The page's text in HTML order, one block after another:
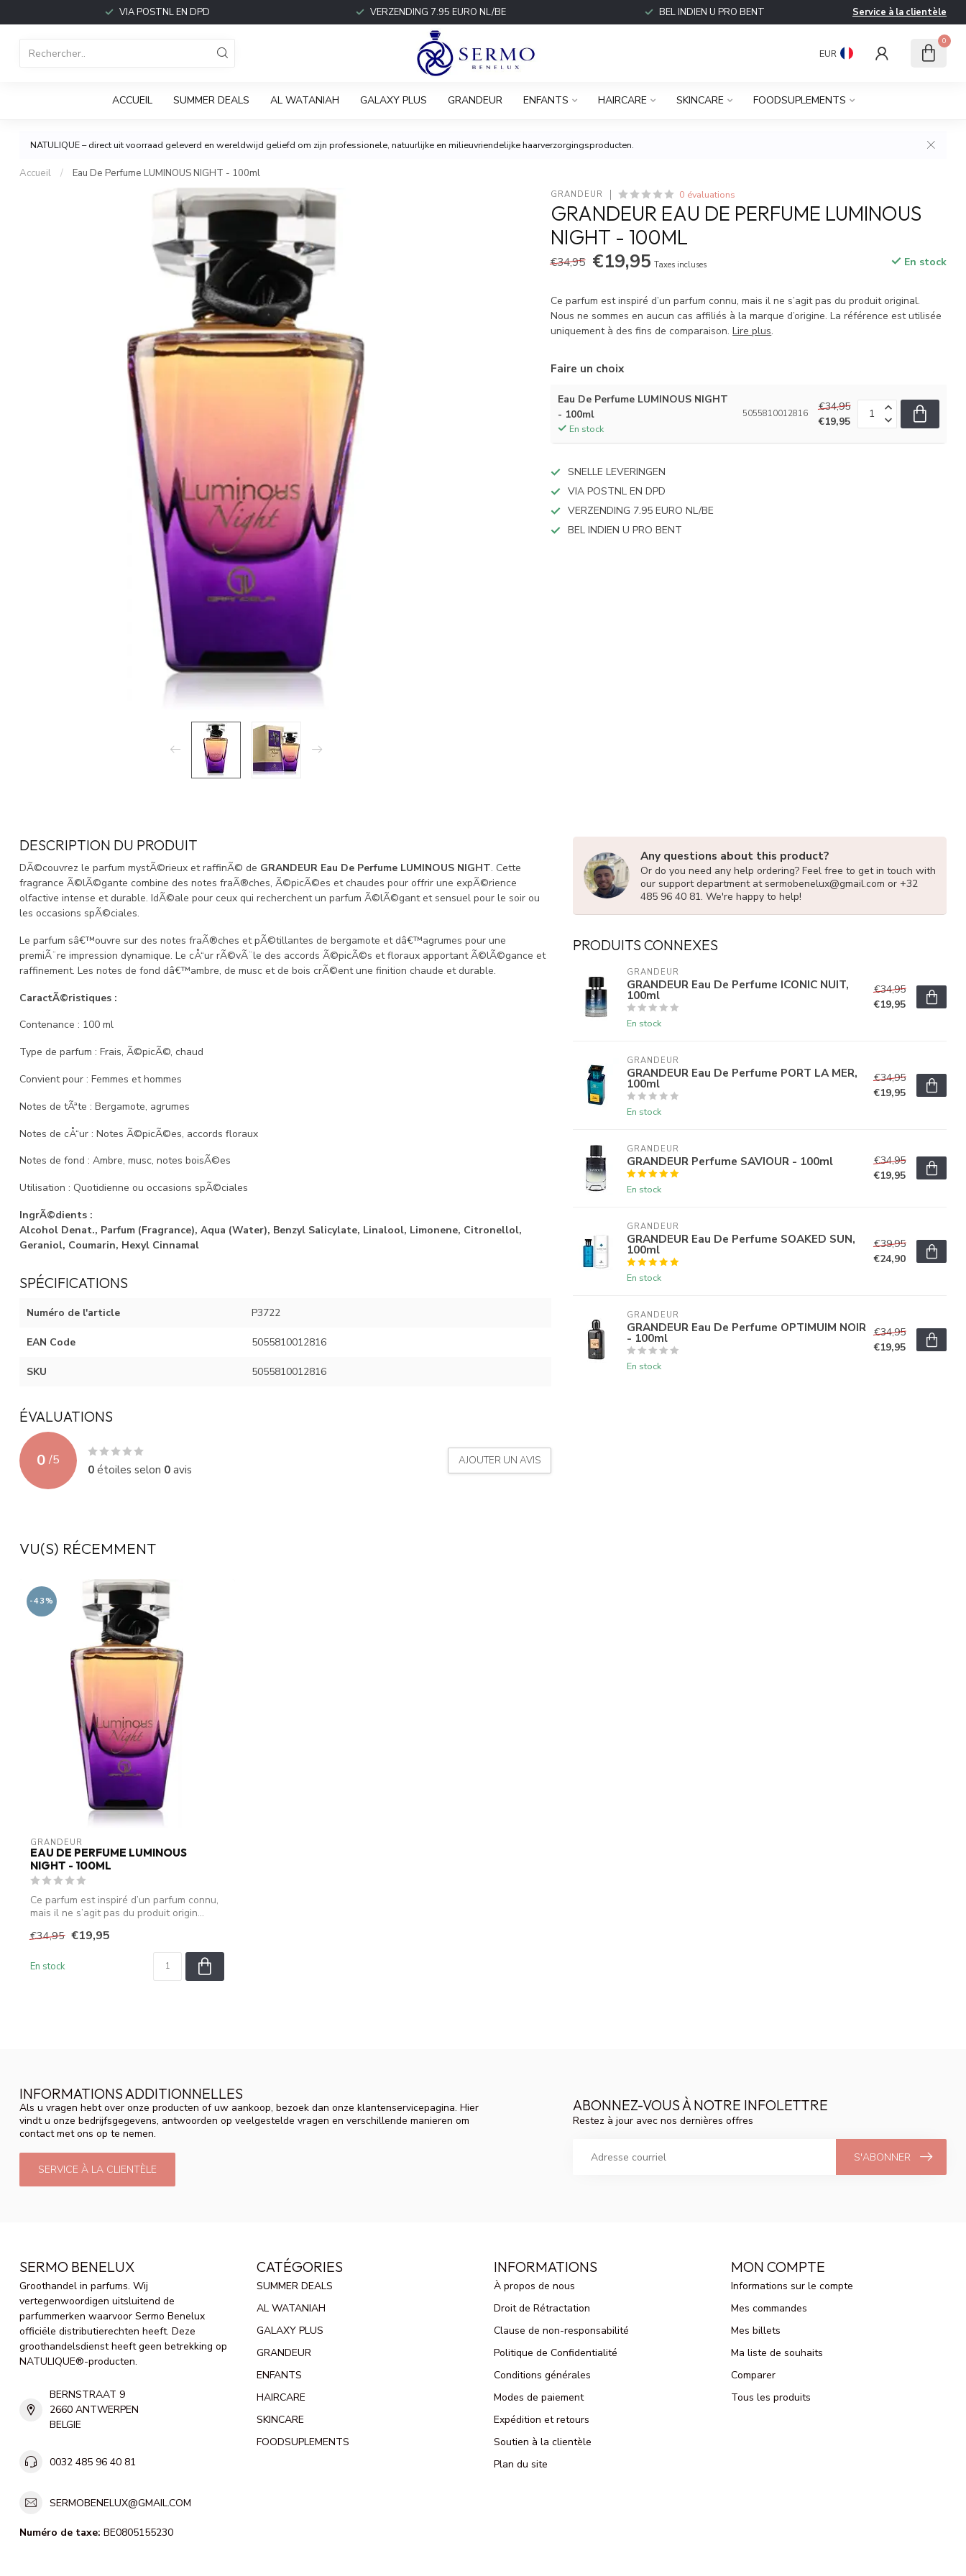
VIA POSTNL EN DPD VERZENDING 7.95 EURO NL/BE BEL INDIEN U PRO BENT Service à la clientèle
EUR
0
ACCUEIL SUMMER DEALS AL WATANIAH GALAXY PLUS GRANDEUR ENFANTS HAIRCARE SKINCARE FOODSUPLEMENTS
NATULIQUE – direct uit voorraad geleverd en wereldwijd geliefd om zijn professionele, natuurlijke en milieuvriendelijke haarverzorgingsproducten.
Accueil / Eau De Perfume LUMINOUS NIGHT - 100ml
GRANDEUR 0 évaluations
GRANDEUR EAU DE PERFUME LUMINOUS
NIGHT - 100ML
€34,95 €19,95 Taxes incluses En stock
Ce parfum est inspiré d’un parfum connu, mais il ne s’agit pas du produit original.
Nous ne sommes en aucun cas affiliés à la marque d’origine. La référence est utilisée
uniquement à des fins de comparaison.Lire plus.
Faire un choix
Eau De Perfume LUMINOUS NIGHT
- 100ml
En stock
5055810012816
€34,95
€19,95
SNELLE LEVERINGEN
VIA POSTNL EN DPD
VERZENDING 7.95 EURO NL/BE
BEL INDIEN U PRO BENT
DESCRIPTION DU PRODUIT
DÃ©couvrez le parfum mystÃ©rieux et raffinÃ© de GRANDEUR Eau De Perfume LUMINOUS NIGHT. Cette
fragrance Ã©lÃ©gante combine des notes fraÃ®ches, Ã©picÃ©es et chaudes pour offrir une expÃ©rience
olfactive intense et durable. IdÃ©ale pour ceux qui recherchent un parfum Ã©lÃ©gant et sensuel pour le soir ou
les occasions spÃ©ciales.
Le parfum sâ€™ouvre sur des notes fraÃ®ches et pÃ©tillantes de bergamote et dâ€™agrumes pour une
premiÃ¨re impression dynamique. Le cÅ“ur rÃ©vÃ¨le des accords Ã©picÃ©s et floraux apportant Ã©lÃ©gance et
raffinement. Les notes de fond dâ€™ambre, de musc et de bois crÃ©ent une finition chaude et durable.
CaractÃ©ristiques :
Contenance : 100 ml
Type de parfum : Frais, Ã©picÃ©, chaud
Convient pour : Femmes et hommes
Notes de tÃªte : Bergamote, agrumes
Notes de cÅ“ur : Notes Ã©picÃ©es, accords floraux
Notes de fond : Ambre, musc, notes boisÃ©es
Utilisation : Quotidienne ou occasions spÃ©ciales
IngrÃ©dients :
Alcohol Denat., Parfum (Fragrance), Aqua (Water), Benzyl Salicylate, Linalool, Limonene, Citronellol,
Geraniol, Coumarin, Hexyl Cinnamal
SPÉCIFICATIONS
Numéro de l'article P3722
EAN Code 5055810012816
SKU 5055810012816
ÉVALUATIONS
0 /5
0étoiles selon 0avis
AJOUTER UN AVIS
Any questions about this product?
Or do you need any help ordering? Feel free to get in touch with
our support department at sermobenelux@gmail.com or +32
485 96 40 81. We're happy to help!
PRODUITS CONNEXES
GRANDEUR
GRANDEUR Eau De Perfume ICONIC NUIT,
100ml
En stock
€34,95
€19,95
GRANDEUR
GRANDEUR Eau De Perfume PORT LA MER,
100ml
En stock
€34,95
€19,95
GRANDEUR
GRANDEUR Perfume SAVIOUR - 100ml
En stock
€34,95
€19,95
GRANDEUR
GRANDEUR Eau De Perfume SOAKED SUN,
100ml
En stock
€39,95
€24,90
GRANDEUR
GRANDEUR Eau De Perfume OPTIMUIM NOIR
- 100ml
En stock
€34,95
€19,95
VU(S) RÉCEMMENT
-43%
GRANDEUR
EAU DE PERFUME LUMINOUS
NIGHT - 100ML
Ce parfum est inspiré d’un parfum connu,
mais il ne s’agit pas du produit origin...
€34,95 €19,95
En stock
INFORMATIONS ADDITIONNELLES
Als u vragen hebt over onze producten of uw aankoop, bezoek dan onze klantenservicepagina. Hier
vindt u onze bedrijfsgegevens, antwoorden op veelgestelde vragen en verschillende manieren om
contact met ons op te nemen.
SERVICE À LA CLIENTÈLE
ABONNEZ-VOUS À NOTRE INFOLETTRE
Restez à jour avec nos dernières offres
S'ABONNER
SERMO BENELUX
Groothandel in parfums. Wij
vertegenwoordigen uitsluitend de
parfummerken waarvoor Sermo Benelux
officiële distributierechten heeft. Deze
groothandelsdienst heeft geen betrekking op
NATULIQUE®-producten.
BERNSTRAAT 9
2660 ANTWERPEN
BELGIE
0032 485 96 40 81
SERMOBENELUX@GMAIL.COM
Numéro de taxe: BE0805155230
CATÉGORIES
SUMMER DEALS
AL WATANIAH
GALAXY PLUS
GRANDEUR
ENFANTS
HAIRCARE
SKINCARE
FOODSUPLEMENTS
INFORMATIONS
À propos de nous
Droit de Rétractation
Clause de non-responsabilité
Politique de Confidentialité
Conditions générales
Modes de paiement
Expédition et retours
Soutien à la clientèle
Plan du site
MON COMPTE
Informations sur le compte
Mes commandes
Mes billets
Ma liste de souhaits
Comparer
Tous les produits